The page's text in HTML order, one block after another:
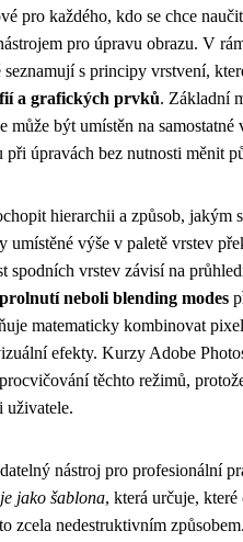
pro každého, kdo se chce
pro úpravu obrazu. V
s principy vrstvení,
a grafických prvků. Základní
být umístěn na samostatné
úpravách bez nutnosti měnit
hierarchii a způsob, jakým
výše v paletě vrstev
spodních vrstev závisí na
neboli blending modes
matematicky kombinovat
efekty. Kurzy Adobe
těchto režimů,
uživatele.
nástroj pro profesionální
jako šablona, která určuje,
zcela nedestruktivním